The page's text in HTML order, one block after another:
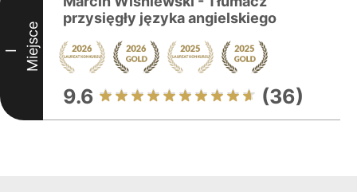
I Miejsce
przysięgły języka angielskiego
9.6 (36)